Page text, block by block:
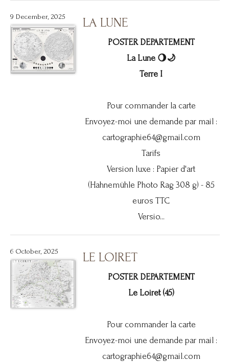
9 December, 2025 LA LUNE
POSTER DEPARTEMENT
La Lune 🌖🌙
Terre I
Pour commander la carte
Envoyez-moi une demande par mail :
cartographie64@gmail.com
Tarifs
Version luxe : Papier d'art
(Hahnemühle Photo Rag 308 g) - 85
euros TTC
Versio...
6 October, 2025 LE LOIRET
POSTER DEPARTEMENT
Le Loiret (45)
Pour commander la carte
Envoyez-moi une demande par mail :
cartographie64@gmail.com